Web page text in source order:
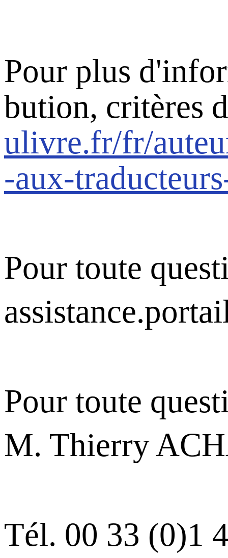
Pour plus
bution, critères
ulivre.fr/fr/
-aux-
Pour toute
Pour toute
M. Thierry
Tél. 00 33 (0)1